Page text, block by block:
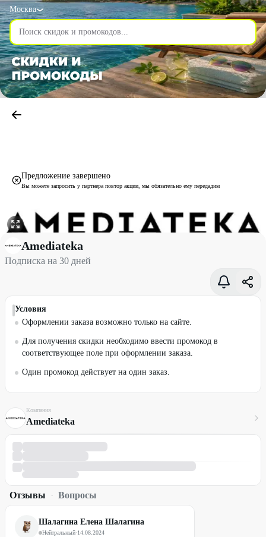
Москва
Предложение завершено
Вы можете запросить у партнера повтор акции, мы обязательно ему передадим
Подписка на 30 дней со скидкой 50% - Amediateka в Москве
Amediateka
Подписка на 30 дней
Условия
Оформлении заказа возможно только на сайте.
Для получения скидки необходимо ввести промокод в
соответствующее поле при оформлении заказа.
Один промокод действует на один заказ.
Компания
Amediateka
Отзывы · Вопросы
Шалагина Елена Шалагина
Нейтральный·14.08.2024